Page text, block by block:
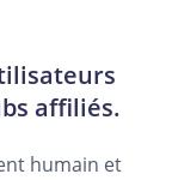
affiliés.
humain et